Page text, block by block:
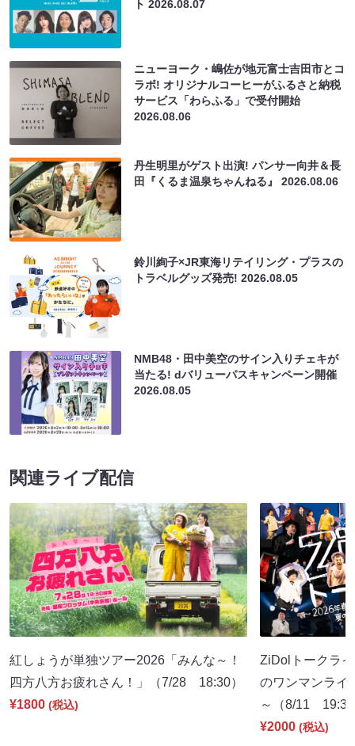
ト2026.08.07
ニューヨーク・嶋佐が地元富士吉田市とコ
ラボ! オリジナルコーヒーがふるさと納税
サービス「わらふる」で受付開始
2026.08.06
丹生明里がゲスト出演! パンサー向井＆長
田『くるま温泉ちゃんねる』2026.08.06
鈴川絢子×JR東海リテイリング・プラスの
トラベルグッズ発売!2026.08.05
NMB48・田中美空のサイン入りチェキが
当たる! dバリューパスキャンペーン開催
2026.08.05
関連ライブ配信
紅しょうが単独ツアー2026「みんな～！
四方八方お疲れさん！」（7/28 18:30）
¥1800 (税込)
ZiDolトークラ
のワンマンライ
～（8/11
¥2000 (税込)